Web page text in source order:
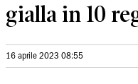
gialla in 10
16 aprile 2023 08:55